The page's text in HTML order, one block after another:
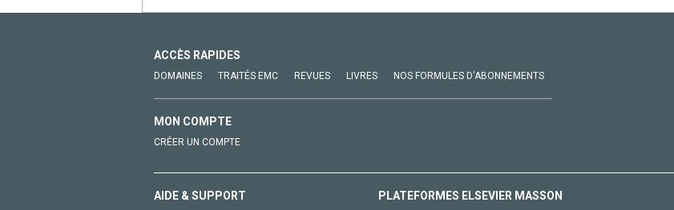
ACCÈS RAPIDES
DOMAINES TRAITÉS EMC REVUES LIVRES NOS FORMULES D'ABONNEMENTS
MON COMPTE
CRÉER UN COMPTE
AIDE & SUPPORT PLATEFORMES ELSEVIER MASSON